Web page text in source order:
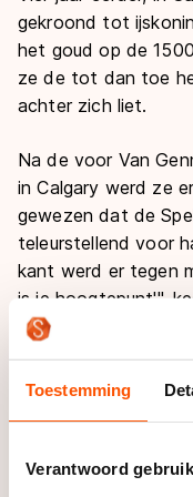
Toestemming
Verantwoord
gekroond tot
het goud op de
ze de tot dan toe
achter zich liet.
Na de voor Van
in Calgary werd ze
gewezen dat de
teleurstellend voor
kant werd er tegen
is je hoogtepunt'",
aan gedacht om te
gelijk: het kón ook